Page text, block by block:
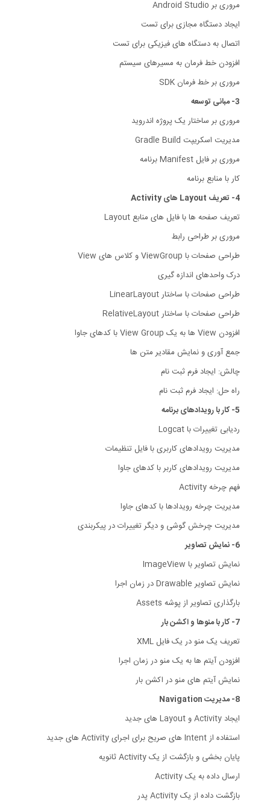
مروری بر Android Studio
ایجاد دستگاه مجازی برای تست
اتصال به دستگاه های فیزیکی برای تست
افزودن خط فرمان به مسیرهای سیستم
مروری بر خط فرمان SDK
3- مبانی توسعه
مروری بر ساختار یک پروژه اندروید
مدیریت اسکریپت Gradle Build
مروری بر فایل Manifest برنامه
کار با منابع برنامه
4- تعریف Layout های Activity
تعریف صفحه ها با فایل های منابع Layout
مروری بر طراحی رابط
طراحی صفحات با ViewGroup و کلاس های View
درک واحدهای اندازه گیری
طراحی صفحات با ساختار LinearLayout
طراحی صفحات با ساختار RelativeLayout
افزودن View ها به یک View Group با کدهای جاوا
جمع آوری و نمایش مقادیر متن ها
چالش: ایجاد فرم ثبت نام
راه حل: ایجاد فرم ثبت نام
5- کار با رویدادهای برنامه
ردیابی تغییرات با Logcat
مدیریت رویدادهای کاربری با فایل تنظیمات
مدیریت رویدادهای کاربر با کدهای جاوا
فهم چرخه Activity
مدیریت چرخه رویدادها با کدهای جاوا
مدیریت چرخش گوشی و دیگر تغییرات در پیکربندی
6- نمایش تصاویر
نمایش تصاویر با ImageView
نمایش تصاویر Drawable در زمان اجرا
بارگذاری تصاویر از پوشه Assets
7- کار با منوها و اکشن بار
تعریف یک منو در یک فایل XML
افزودن آیتم ها به یک منو در زمان اجرا
نمایش آیتم های منو در اکشن بار
8- مدیریت Navigation
ایجاد Activity و Layout های جدید
استفاده از Intent های صریح برای اجرای Activity های جدید
پایان بخشی و بازگشت از یک Activity ثانویه
ارسال داده به یک Activity
بازگشت داده از یک Activity پدر